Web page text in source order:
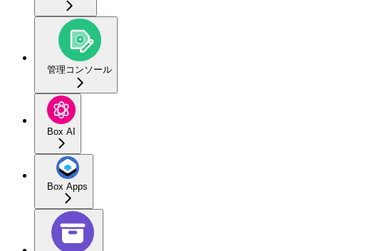
管理コンソール
Box AI
Box Apps